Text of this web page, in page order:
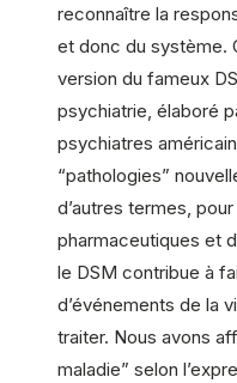
reconnaître la
et donc du système.
version du fameux
psychiatrie, élaboré
psychiatres
“pathologies”
d’autres termes,
pharmaceutiques et
le DSM contribue à
d’événements de la
traiter. Nous avons
maladie” selon